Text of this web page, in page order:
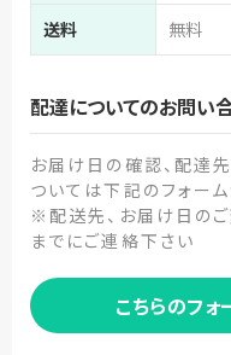
送料 無料
配達についてのお問い
お届け日の確認、配達
ついては下記のフォー
※配送先、お届け日の
までにご連絡下さい
こちらのフ